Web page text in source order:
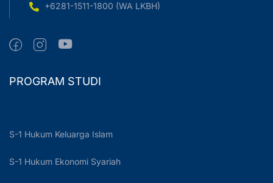
+6281-1511-1800 (WA LKBH)
PROGRAM STUDI
S-1 Hukum Keluarga Islam
S-1 Hukum Ekonomi Syariah